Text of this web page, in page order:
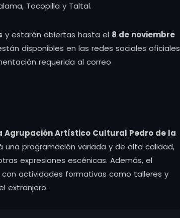
Tocopilla y Taltal.
y estarán abiertas hasta el 8 de noviembre
disponibles en las redes sociales oficiales
requerida al correo
Agrupación Artístico Cultural Pedro de la
una programación variada y de alta calidad,
expresiones escénicas. Además, el
actividades formativas como talleres y
extranjero.